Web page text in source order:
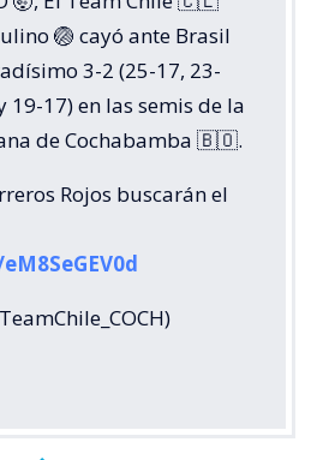
🏐 cayó ante Brasil
3-2 (25-17, 23-
19-17) en las semis de la
de Cochabamba 🇧🇴.
Rojos buscarán el